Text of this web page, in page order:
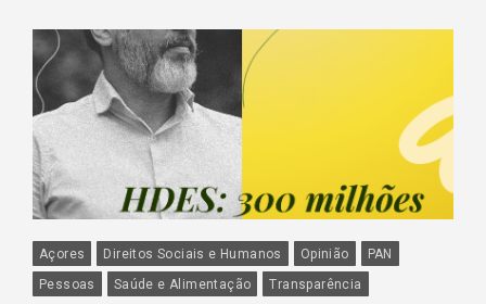
Açores Direitos Sociais e Humanos Opinião
PAN
Pessoas
Saúde e Alimentação Transparência